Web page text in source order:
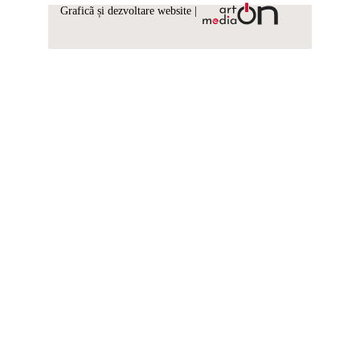
Graficã și dezvoltare website |